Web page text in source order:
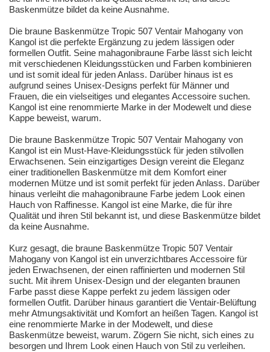
Baskenmütze bildet da keine Ausnahme.
Die braune Baskenmütze Tropic 507 Ventair Mahogany von
Kangol ist die perfekte Ergänzung zu jedem lässigen oder
formellen Outfit. Seine mahagonibraune Farbe lässt sich leicht
mit verschiedenen Kleidungsstücken und Farben kombinieren
und ist somit ideal für jeden Anlass. Darüber hinaus ist es
aufgrund seines Unisex-Designs perfekt für Männer und
Frauen, die ein vielseitiges und elegantes Accessoire suchen.
Kangol ist eine renommierte Marke in der Modewelt und diese
Kappe beweist, warum.
Die braune Baskenmütze Tropic 507 Ventair Mahogany von
Kangol ist ein Must-Have-Kleidungsstück für jeden stilvollen
Erwachsenen. Sein einzigartiges Design vereint die Eleganz
einer traditionellen Baskenmütze mit dem Komfort einer
modernen Mütze und ist somit perfekt für jeden Anlass. Darüber
hinaus verleiht die mahagonibraune Farbe jedem Look einen
Hauch von Raffinesse. Kangol ist eine Marke, die für ihre
Qualität und ihren Stil bekannt ist, und diese Baskenmütze bildet
da keine Ausnahme.
Kurz gesagt, die braune Baskenmütze Tropic 507 Ventair
Mahogany von Kangol ist ein unverzichtbares Accessoire für
jeden Erwachsenen, der einen raffinierten und modernen Stil
sucht. Mit ihrem Unisex-Design und der eleganten braunen
Farbe passt diese Kappe perfekt zu jedem lässigen oder
formellen Outfit. Darüber hinaus garantiert die Ventair-Belüftung
mehr Atmungsaktivität und Komfort an heißen Tagen. Kangol ist
eine renommierte Marke in der Modewelt, und diese
Baskenmütze beweist, warum. Zögern Sie nicht, sich eines zu
besorgen und Ihrem Look einen Hauch von Stil zu verleihen.